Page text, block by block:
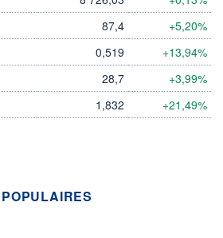
+ LISTE
87,4 +5,20%
0,519 +13,94%
28,7 +3,99%
1,832 +21,49%